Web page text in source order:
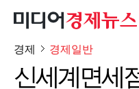
경제 경제일반
신세계면세